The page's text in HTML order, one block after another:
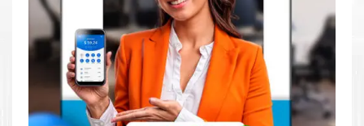
Fusor Lexmark 41X2097 para impresora
4240 2235 en Lima o para provincia
Tienda autorizada por Lexmark . Descubre la mejor manera de
abastecerte deKit de Mantenimiento Fusor Lexmark 41X2097
para impresora Lexmark XC4240, XC2235, MC2325, CX622,